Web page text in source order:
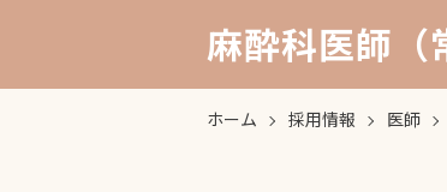
麻酔科医師（
ホーム 採用情報 医師